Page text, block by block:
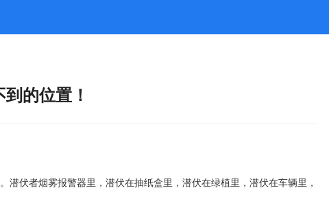
的位置！
伏者烟雾报警器里，潜伏在抽纸盒里，潜伏在绿植里，潜伏在车辆里，